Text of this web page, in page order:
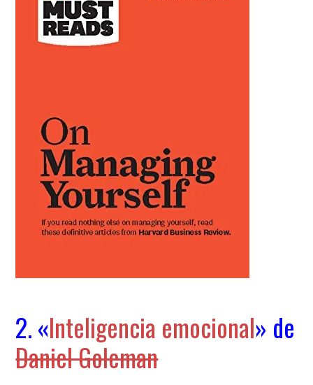
2. «Inteligencia emocional» de
Daniel Goleman